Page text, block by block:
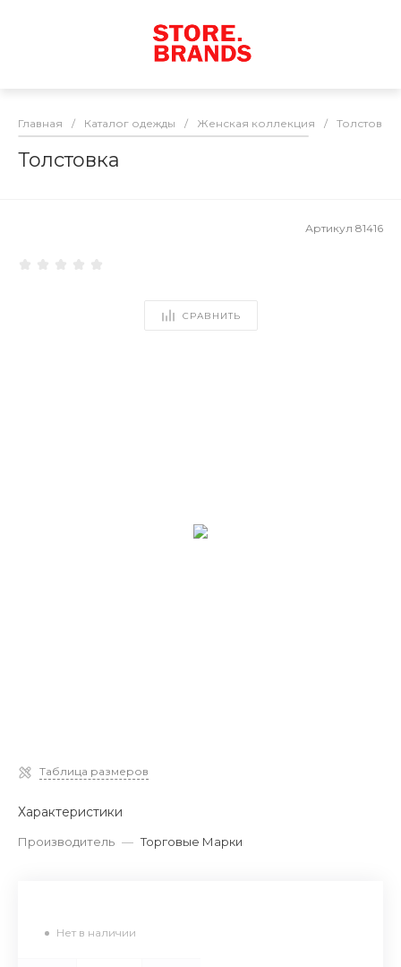
Главная / Каталог одежды / Женская коллекция / Толстовки
Толстовка
Артикул 81416
СРАВНИТЬ
Таблица размеров
Характеристики
Производитель — Торговые Марки
Нет в наличии